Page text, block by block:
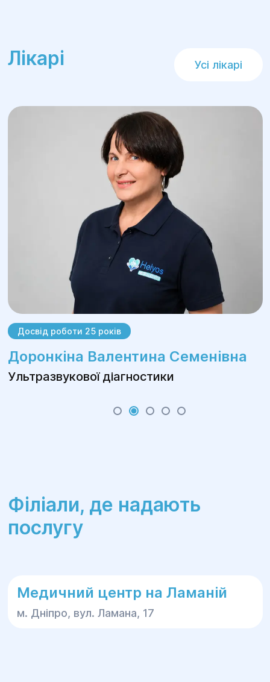
Лікарі Усі лікарі
Досвід роботи 25 років
Доронкіна Валентина Семенівна
Ультразвукової діагностики
Філіали, де надають
послугу
Медичний центр на Ламаній
м. Дніпро, вул. Ламана, 17